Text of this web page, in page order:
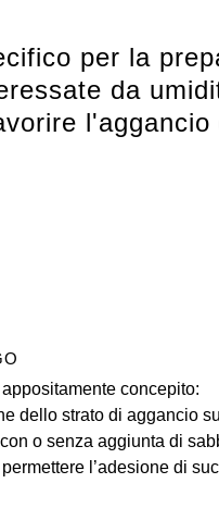
per la
da
concepito:
dello strato di aggancio
o senza aggiunta di
l’adesione di